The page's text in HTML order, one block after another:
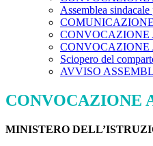
Assemblea
COMUNICAZIONE
CONVOCAZIONE
CONVOCAZIONE
Sciopero del
AVVISO
CONVOCAZIONE
MINISTERO